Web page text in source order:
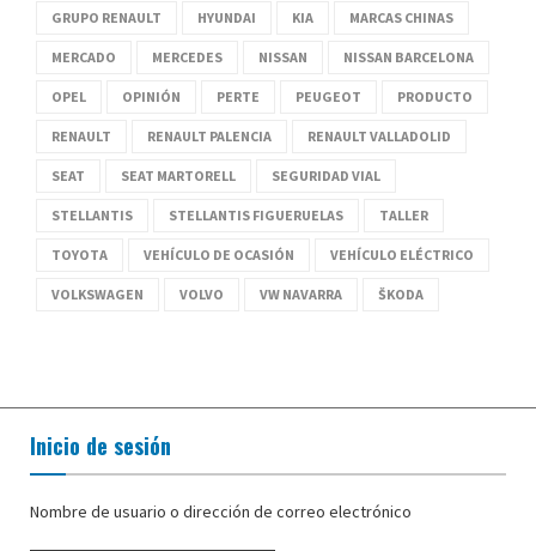
GRUPO RENAULT HYUNDAI KIA MARCAS CHINAS
MERCADO MERCEDES NISSAN NISSAN BARCELONA
OPEL OPINIÓN PERTE PEUGEOT PRODUCTO
RENAULT RENAULT PALENCIA RENAULT VALLADOLID
SEAT SEAT MARTORELL SEGURIDAD VIAL
STELLANTIS STELLANTIS FIGUERUELAS TALLER
TOYOTA VEHÍCULO DE OCASIÓN VEHÍCULO ELÉCTRICO
VOLKSWAGEN VOLVO VW NAVARRA ŠKODA
Inicio de sesión
Nombre de usuario o dirección de correo electrónico